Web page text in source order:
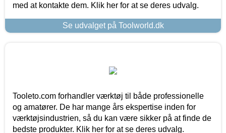
med at kontakte dem. Klik her for at se deres udvalg.
Se udvalget på Toolworld.dk
Tooleto.com forhandler værktøj til både professionelle
og amatører. De har mange års ekspertise inden for
værktøjsindustrien, så du kan være sikker på at finde de
bedste produkter. Klik her for at se deres udvalg.